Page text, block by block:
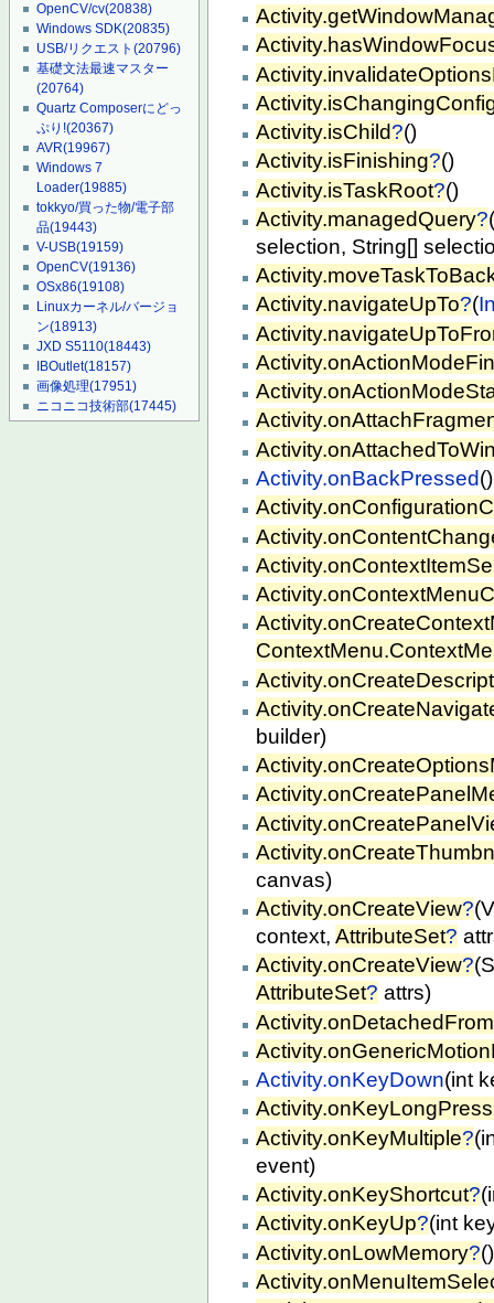
OpenCV/cv(20838)
Windows SDK(20835)
USB/リクエスト(20796)
基礎文法最速マスター
(20764)
Quartz Composerにどっ
ぷり!(20367)
AVR(19967)
Windows 7
Loader(19885)
tokkyo/買った物/電子部
品(19443)
V-USB(19159)
OpenCV(19136)
OSx86(19108)
Linuxカーネル/バージョ
ン(18913)
JXD S5110(18443)
IBOutlet(18157)
画像処理(17951)
ニコニコ技術部(17445)
Activity.isChild?()
Activity.isFinishing?()
Activity.isTaskRoot?()
Activity.managedQuery?
selection, String[]
Activity.navigateUpTo?(
Activity.onBackPressed()
builder)
canvas)
Activity.onCreateView?
context,AttributeSet?
Activity.onCreateView?
AttributeSet? attrs)
Activity.onKeyDown(int
Activity.onKeyLongPress
Activity.onKeyMultiple?
event)
Activity.onKeyShortcut?
Activity.onKeyUp?(int
Activity.onLowMemory?()